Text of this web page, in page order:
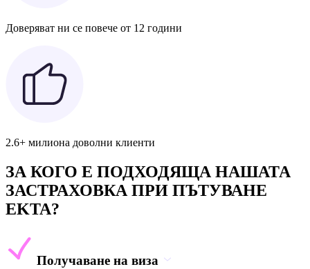
Доверяват ни се повече от 12 години
2.6+ милиона доволни клиенти
ЗА КОГО Е ПОДХОДЯЩА НАШАТА
ЗАСТРАХОВКА ПРИ ПЪТУВАНЕ
EKTA?
Получаване на виза